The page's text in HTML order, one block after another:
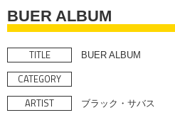
BUER ALBUM
TITLE BUER ALBUM
CATEGORY
ARTIST
ブラック・サバス